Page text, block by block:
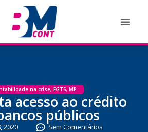
na crise, FGTS, MP
acesso ao crédito
públicos
2020 Sem Comentários